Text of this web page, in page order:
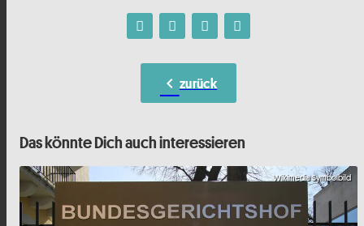
chevron_left zurück
Das könnte Dich auch interessieren
Wikimedia Symbolbild